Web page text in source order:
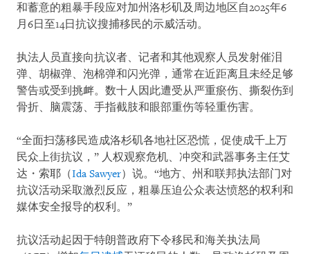
和蓄意的粗暴手段应对加州洛杉矶及周边地区自2025年6
月6日至14日抗议搜捕移民的示威活动。
执法人员直接向抗议者、记者和其他观察人员发射催泪
弹、胡椒弹、泡棉弹和闪光弹，通常在近距离且未经足够
警告或受到挑衅。数十人因此遭受从严重瘀伤、撕裂伤到
骨折、脑震荡、手指截肢和眼部重伤等轻重伤害。
“全面扫荡移民造成洛杉矶各地社区恐慌，促使成千上万
民众上街抗议，” 人权观察危机、冲突和武器事务主任艾
达・索耶（Ida Sawyer）说。“地方、州和联邦执法部门对
抗议活动采取激烈反应，粗暴压迫公众表达愤怒的权利和
媒体安全报导的权利。”
抗议活动起因于特朗普政府下令移民和海关执法局